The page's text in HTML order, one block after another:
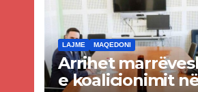
LAJME MAQEDONI
Arrihet
e koalicionimit